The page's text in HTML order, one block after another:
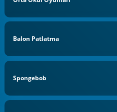
Balon Patlatma
Spongebob